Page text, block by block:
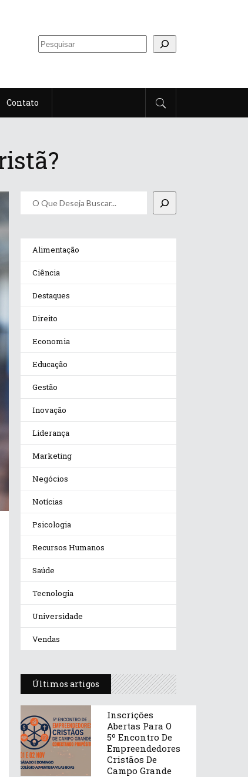
Contato
Pesquisar
Alimentação
Ciência
Destaques
Direito
Economia
Educação
Gestão
Inovação
Liderança
Marketing
Negócios
Notícias
Psicologia
Recursos Humanos
Saúde
Tecnologia
Universidade
Vendas
Últimos artigos
Inscrições
Abertas Para O
5º Encontro De
Empreendedores
Cristãos De
Campo Grande